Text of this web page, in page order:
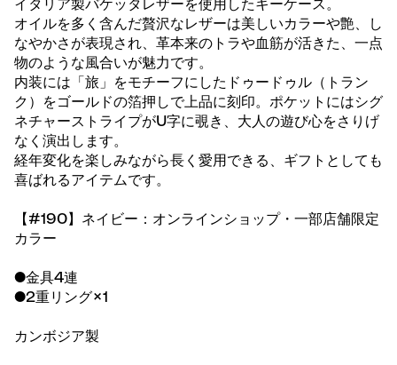
イタリア製バケッタレザーを使用したキーケース。
オイルを多く含んだ贅沢なレザーは美しいカラーや艶、し
なやかさが表現され、革本来のトラや血筋が活きた、一点
物のような風合いが魅力です。
内装には「旅」をモチーフにしたドゥードゥル（トラン
ク）をゴールドの箔押しで上品に刻印。ポケットにはシグ
ネチャーストライプがU字に覗き、大人の遊び心をさりげ
なく演出します。
経年変化を楽しみながら長く愛用できる、ギフトとしても
喜ばれるアイテムです。
【#190】ネイビー：オンラインショップ・一部店舗限定
カラー
●金具4連
●2重リング×1
カンボジア製